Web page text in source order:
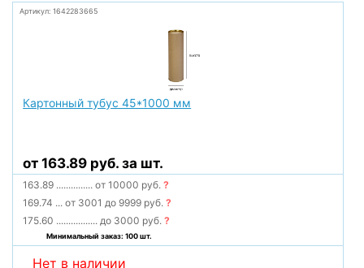
Артикул: 1642283665
Картонный тубус 45*1000 мм
от 163.89 руб. за шт.
163.89 ............... от 10000 руб.?
169.74 ... от 3001 до 9999 руб.?
175.60 ................. до 3000 руб.?
Минимальный заказ: 100 шт.
Нет в наличии